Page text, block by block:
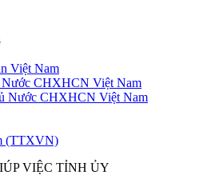
Việt Nam
CHXHCN Việt Nam
Nước CHXHCN Việt Nam
(TTXVN)
VIỆC TỈNH ỦY